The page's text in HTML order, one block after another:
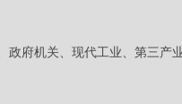
府机关、现代工业、第三产